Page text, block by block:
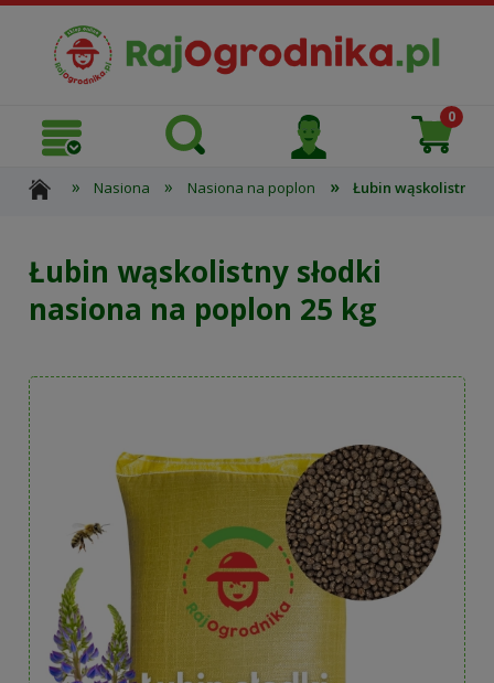
» Nasiona » Nasiona na poplon » Łubin wąskolistny
Łubin wąskolistny słodki
nasiona na poplon 25 kg